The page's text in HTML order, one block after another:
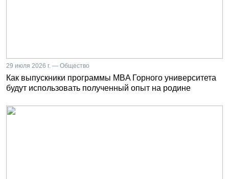
29 июля 2026 г. — Общество
Как выпускники программы MBA Горного университета
будут использовать полученный опыт на родине